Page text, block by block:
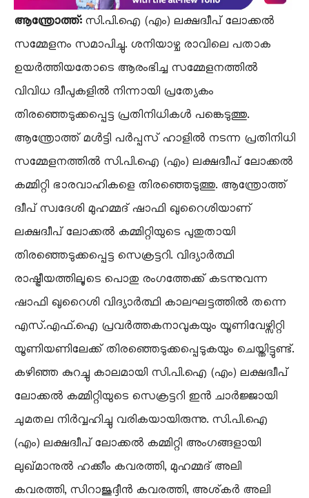
ആന്ത്രോത്ത്:സി.പി.ഐ (എം) ലക്ഷദ്വീപ് ലോക്കൽ
സമ്മേളനം സമാപിച്ചു. ശനിയാഴ്ച രാവിലെ പതാക
ഉയർത്തിയതോടെ ആരംഭിച്ച സമ്മേളനത്തിൽ
വിവിധ ദ്വീപുകളിൽ നിന്നായി പ്രത്യേകം
തിരഞ്ഞെടുക്കപ്പെട്ട പ്രതിനിധികൾ പങ്കെടുത്തു.
ആന്ത്രോത്ത് മൾട്ടി പർപ്പസ് ഹാളിൽ നടന്ന പ്രതിനിധി
സമ്മേളനത്തിൽ സി.പി.ഐ (എം) ലക്ഷദ്വീപ് ലോക്കൽ
കമ്മിറ്റി ഭാരവാഹികളെ തിരഞ്ഞെടുത്തു. ആന്ത്രോത്ത്
ദ്വീപ് സ്വദേശി മുഹമ്മദ് ഷാഫി ഖുറൈശിയാണ്
ലക്ഷദ്വീപ് ലോക്കൽ കമ്മിറ്റിയുടെ പുതുതായി
തിരഞ്ഞെടുക്കപ്പെട്ട സെക്രട്ടറി. വിദ്യാർത്ഥി
രാഷ്ട്രീയത്തിലൂടെ പൊതു രംഗത്തേക്ക് കടന്നുവന്ന
ഷാഫി ഖുറൈശി വിദ്യാർത്ഥി കാലഘട്ടത്തിൽ തന്നെ
എസ്.എഫ്.ഐ പ്രവർത്തകനാവുകയും യൂണിവേഴ്സിറ്റി
യൂണിയണിലേക്ക് തിരഞ്ഞെടുക്കപ്പെടുകയും ചെയ്തിട്ടുണ്ട്.
കഴിഞ്ഞ കുറച്ചു കാലമായി സി.പി.ഐ (എം) ലക്ഷദ്വീപ്
ലോക്കൽ കമ്മിറ്റിയുടെ സെക്രട്ടറി ഇൻ ചാർജ്ജായി
ചുമതല നിർവ്വഹിച്ചു വരികയായിരുന്നു. സി.പി.ഐ
(എം) ലക്ഷദ്വീപ് ലോക്കൽ കമ്മിറ്റി അംഗങ്ങളായി
ലുഖ്മാനുൽ ഹക്കീം കവരത്തി, മുഹമ്മദ് അലി
കവരത്തി, സിറാജുദ്ദീൻ കവരത്തി, അശ്കർ അലി